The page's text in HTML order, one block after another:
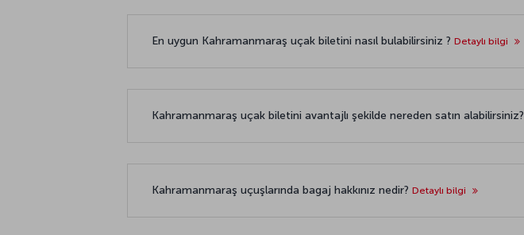
En uygun Kahramanmaraş uçak biletini nasıl bulabilirsiniz ? Detaylı bilgi
Kahramanmaraş uçak biletini avantajlı şekilde nereden satın alabilirsiniz?
Kahramanmaraş uçuşlarında bagaj hakkınız nedir? Detaylı bilgi